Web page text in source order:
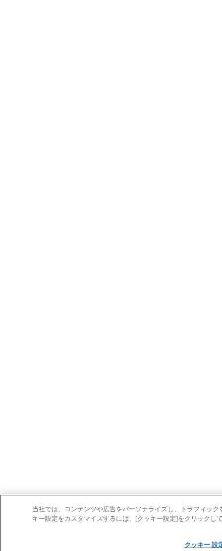
当社では、コンテンツや広告をパーソナライズし、トラフィッ
キー設定をカスタマイズするには、[クッキー設定]をクリックし
クッキー 設